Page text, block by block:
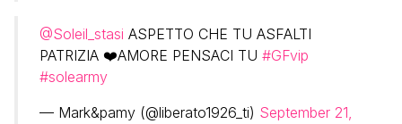
@Soleil_stasi ASPETTO CHE TU ASFALTI
PATRIZIA ❤️AMORE PENSACI TU #GFvip
#solearmy
— Mark&pamy (@liberato1926_ti) September 21,